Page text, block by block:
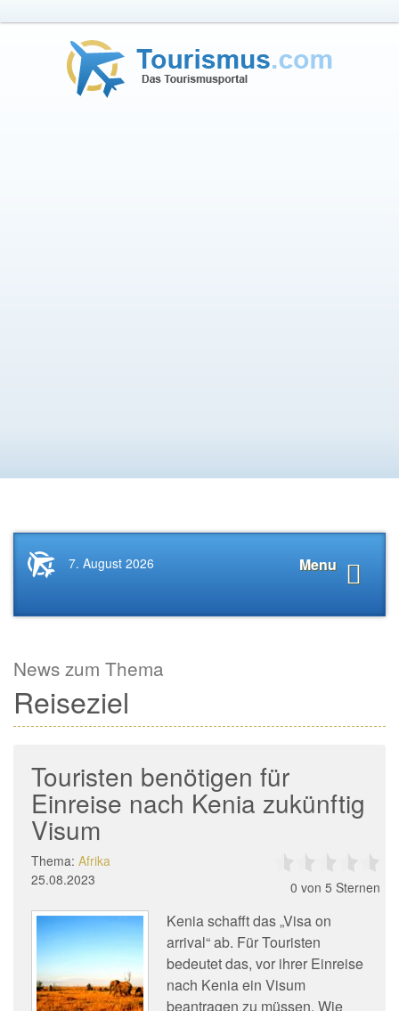
Startseite
News.Tourismus.com
Menu
7. August 2026
News zum Thema
Reiseziel
Touristen benötigen für
Einreise nach Kenia zukünftig
Visum
Thema: Afrika
25.08.2023
0 von 5 Sternen
Kenia schafft das „Visa on
arrival“ ab. Für Touristen
bedeutet das, vor ihrer Einreise
nach Kenia ein Visum
beantragen zu müssen. Wie